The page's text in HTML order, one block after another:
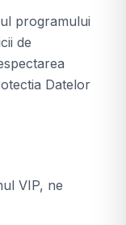
programului
de
Datelor
VIP, ne